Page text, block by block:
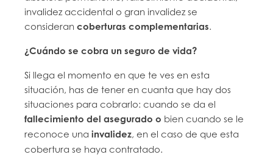
invalidez accidental o gran invalidez se
considerancoberturas complementarias.
¿Cuándo se cobra un seguro de vida?
Si llega el momento en que te ves en esta
situación, has de tener en cuanta que hay dos
situaciones para cobrarlo: cuando se da el
fallecimiento del asegurado o bien cuando se le
reconoce unainvalidez, en el caso de que esta
cobertura se haya contratado.